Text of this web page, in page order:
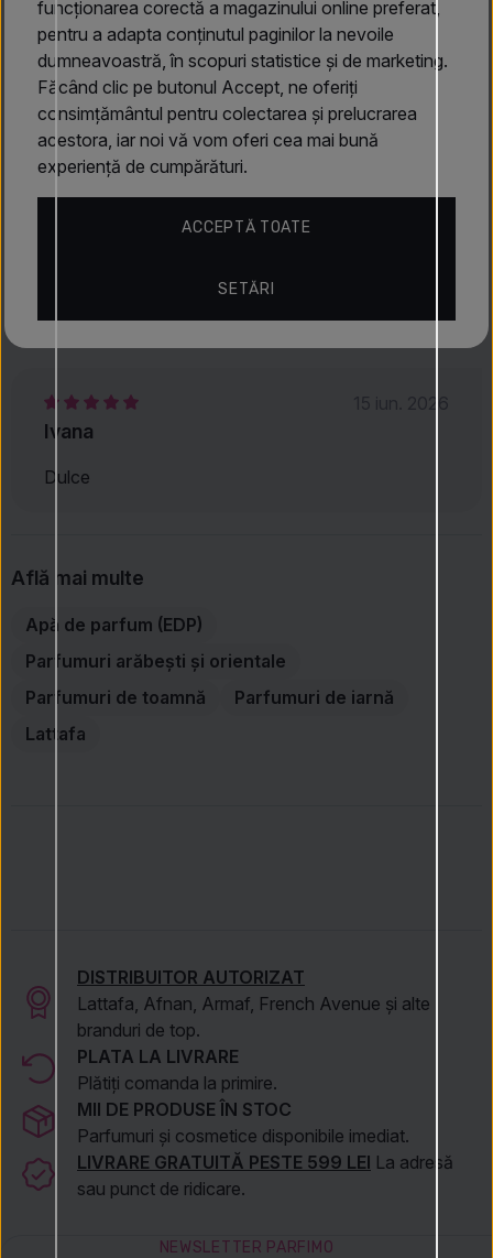
caracter romantic și feminin.
Notele de bază aduc apoivaniliecaldă,pralinădelicioasă
moscsenzual, asigurându-se că parfumul rămâne pe
piele mult timp și devine companionul perfect pentru orice
ocazie.Eclaire este un parfum care va încânta pe
oricine se află în preajma ta.
Citește mai mult
Caracteristici
Ivana
Dulce
Află mai multe
Apă de parfum (EDP)
Parfumuri arăbești și orientale
Parfumuri de toamnă
Parfumuri de iarnă
Lattafa
DISTRIBUITOR AUTORIZAT
Lattafa, Afnan, Armaf, French Avenue și alte
branduri de top.
PLATA LA LIVRARE
Plătiți comanda la primire.
MII DE PRODUSE ÎN STOC
Parfumuri și cosmetice disponibile imediat.
LIVRARE GRATUITĂ PESTE 599 LEI La adresă
sau punct de ridicare.
NEWSLETTER PARFIMO
funcționarea corectă a magazinului online preferat,
pentru a adapta conținutul paginilor la nevoile
dumneavoastră, în scopuri statistice și de marketing.
Făcând clic pe butonul Accept, ne oferiți
consimțământul pentru colectarea și prelucrarea
acestora, iar noi vă vom oferi cea mai bună
experiență de cumpărături.
SETĂRI
ACCEPTĂ TOATE